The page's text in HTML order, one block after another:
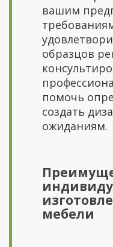
вашим
образцов
помочь
создать
ожиданиям.
мебели